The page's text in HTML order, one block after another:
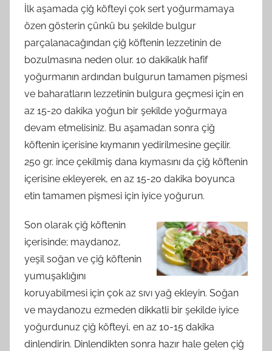
İlk aşamada çiğ köfteyi çok sert yoğurmamaya
özen gösterin çünkü bu şekilde bulgur
parçalanacağından çiğ köftenin lezzetinin de
bozulmasına neden olur. 10 dakikalık hafif
yoğurmanın ardından bulgurun tamamen pişmesi
ve baharatların lezzetinin bulgura geçmesi için en
az 15-20 dakika yoğun bir şekilde yoğurmaya
devam etmelisiniz. Bu aşamadan sonra çiğ
köftenin içerisine kıymanın yedirilmesine geçilir.
250 gr. ince çekilmiş dana kıymasını da çiğ köftenin
içerisine ekleyerek, en az 15-20 dakika boyunca
etin tamamen pişmesi için iyice yoğurun.
Son olarak çiğ köftenin
içerisinde; maydanoz,
yeşil soğan ve çiğ köftenin
yumuşaklığını
koruyabilmesi için çok az sıvı yağ ekleyin. Soğan
ve maydanozu ezmeden dikkatli bir şekilde iyice
yoğurdunuz çiğ köfteyi, en az 10-15 dakika
dinlendirin. Dinlendikten sonra hazır hale gelen çiğ